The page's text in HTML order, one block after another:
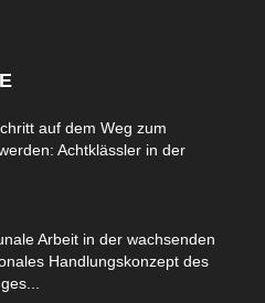
auf dem Weg zum
Achtklässler in der
Arbeit in der wachsenden
Handlungskonzept des